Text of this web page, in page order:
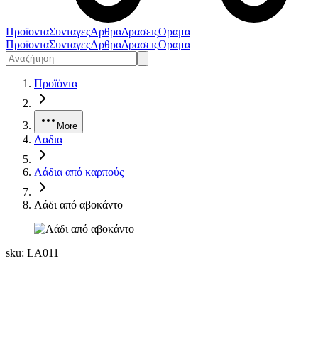
ΠροϊονταΣυνταγεςΑρθραΔρασειςΟραμα
ΠροϊονταΣυνταγεςΑρθραΔρασειςΟραμα
Προϊόντα
More
Λαδια
Λάδια από καρπούς
Λάδι από αβοκάντο
sku: LA011